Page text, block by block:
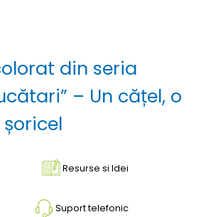
din seria
– Un cățel, o
Resurse si Idei
Suport telefonic